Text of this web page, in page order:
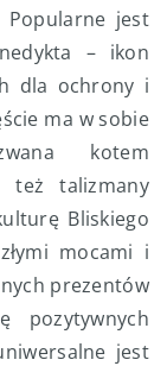
Popularne jest
– ikon
dla ochrony i
ma w sobie
kotem
też talizmany
Bliskiego
mocami i
prezentów
pozytywnych
jest